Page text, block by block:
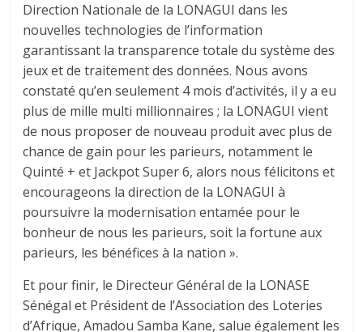
Direction Nationale de la LONAGUI dans les
nouvelles technologies de l’information
garantissant la transparence totale du système des
jeux et de traitement des données. Nous avons
constaté qu’en seulement 4 mois d’activités, il y a eu
plus de mille multi millionnaires ; la LONAGUI vient
de nous proposer de nouveau produit avec plus de
chance de gain pour les parieurs, notamment le
Quinté + et Jackpot Super 6, alors nous félicitons et
encourageons la direction de la LONAGUI à
poursuivre la modernisation entamée pour le
bonheur de nous les parieurs, soit la fortune aux
parieurs, les bénéfices à la nation ».
Et pour finir, le Directeur Général de la LONASE
Sénégal et Président de l’Association des Loteries
d’Afrique, Amadou Samba Kane, salue également les